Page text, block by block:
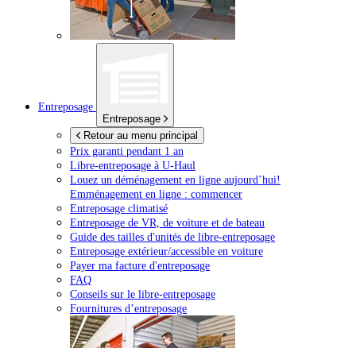
Entreposage
Entreposage
Retour au menu principal
Prix garanti pendant 1 an
Libre-entreposage à U-Haul
Louez un déménagement en ligne aujourd’hui!
Emménagement en ligne : commencer
Entreposage climatisé
Entreposage de VR, de voiture et de bateau
Guide des tailles d'unités de libre-entreposage
Entreposage extérieur/accessible en voiture
Payer ma facture d'entreposage
FAQ
Conseils sur le libre-entreposage
Fournitures d’entreposage